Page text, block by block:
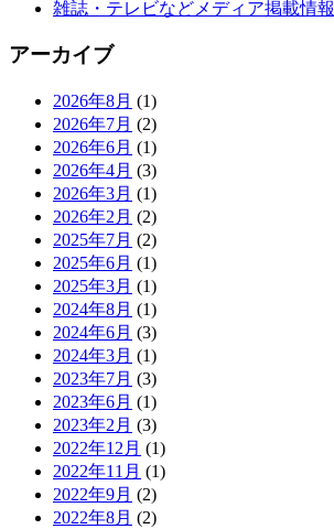
雑誌・テレビなどメディア掲載情報
アーカイブ
2026年8月 (1)
2026年7月 (2)
2026年6月 (1)
2026年4月 (3)
2026年3月 (1)
2026年2月 (2)
2025年7月 (2)
2025年6月 (1)
2025年3月 (1)
2024年8月 (1)
2024年6月 (3)
2024年3月 (1)
2023年7月 (3)
2023年6月 (1)
2023年2月 (3)
2022年12月 (1)
2022年11月 (1)
2022年9月 (2)
2022年8月 (2)